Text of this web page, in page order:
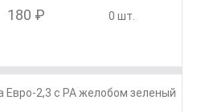
180 ₽ 0 шт.
Евро-2,3 с РА желобом зеленый